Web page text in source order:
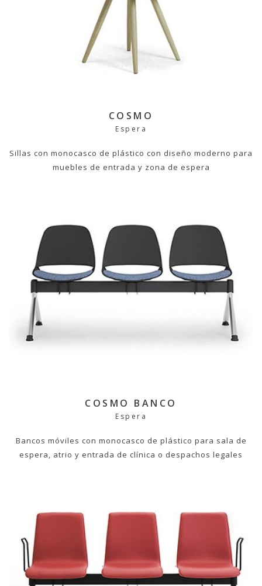
COSMO
Espera
Sillas con monocasco de plástico con diseño moderno para
muebles de entrada y zona de espera
COSMO BANCO
Espera
Bancos móviles con monocasco de plástico para sala de
espera, atrio y entrada de clínica o despachos legales